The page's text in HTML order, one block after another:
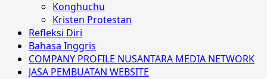
Konghuchu
Kristen Protestan
Refleksi Diri
Bahasa Inggris
COMPANY PROFILE NUSANTARA MEDIA NETWORK
JASA PEMBUATAN WEBSITE